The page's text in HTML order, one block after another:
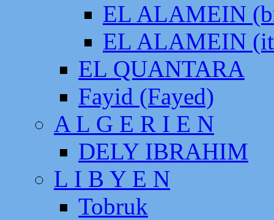
EL ALAMEIN
EL ALAMEIN
EL QUANTARA
Fayid (Fayed)
A L G E R I E N
DELY IBRAHIM
L I B Y E N
Tobruk